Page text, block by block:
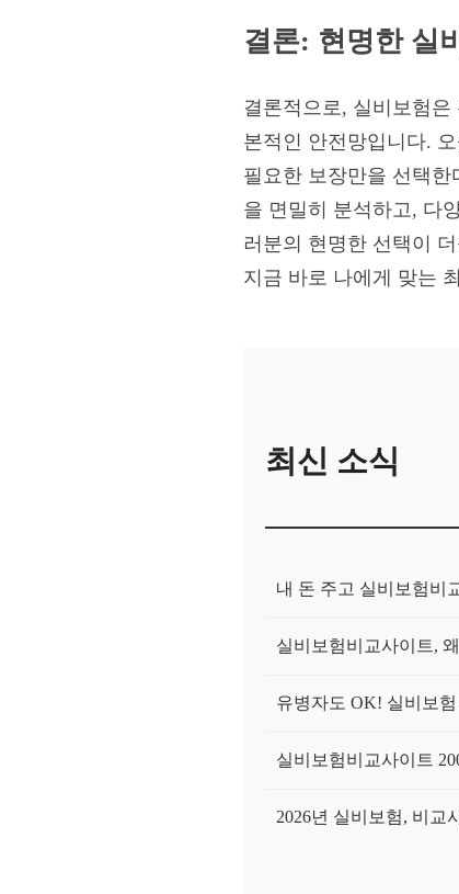
결론: 현명한 실
결론적으로, 실비보험
본적인 안전망입니다.
필요한 보장만을 선택
을 면밀히 분석하고, 다
러분의 현명한 선택이
지금 바로 나에게 맞는
최신 소식
내 돈 주고 실비보험비
실비보험비교사이트,
유병자도 OK! 실비보
실비보험비교사이트
2026년 실비보험, 비교